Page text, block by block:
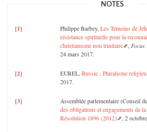
NOTES
[1] Philippe Barbey, Les Témoins de
résistance spirituelle pour la
christianisme non trinitaire
24 mars 2017.
[2] EUREL, Russie : Pluralisme
2017.
[3] Assemblée parlementaire (Conseil
des obligations et engagements de
Résolution 1896 (2012)
, 2